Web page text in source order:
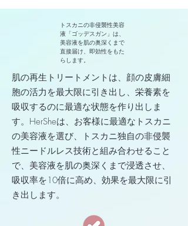
トスカニの非侵襲性美容
液「ゴッデスガン」は、
美容液を肌の奥深くまで
直接届け、即効性をもた
らします。
肌の再生トリートメントは、顔の皮膚細
胞の活力を最大限に引き出し、栄養素を
吸収するのに最適な状態を作り出しま
す。HerSheは、お客様に最適なトスカニ
の美容液を選び、トスカニ独自の非侵襲
性ニードルレス技術と組み合わせること
で、美容液を肌の奥深くまで浸透させ、
吸収率を10倍に高め、効果を最大限に引
き出します。